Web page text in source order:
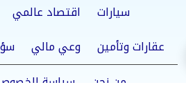
سيارات
اقتصاد عالمي
عقارات وتأمين
وعي مالي
من نحن
سياسة